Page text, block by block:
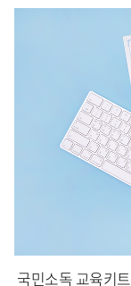
국민소독 교육키